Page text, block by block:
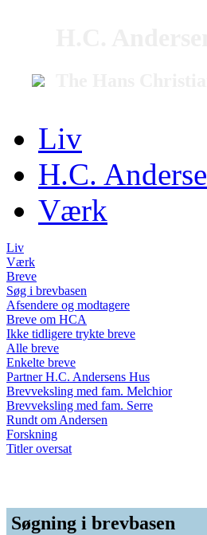
Liv
H.C.
Værk
Liv
Værk
Breve
Søg i brevbasen
Afsendere og modtagere
Breve om HCA
Ikke tidligere trykte breve
Alle breve
Enkelte breve
Partner H.C. Andersens Hus
Brevveksling med fam. Melchior
Brevveksling med fam. Serre
Rundt om Andersen
Forskning
Titler oversat
Søgning i brevbasen